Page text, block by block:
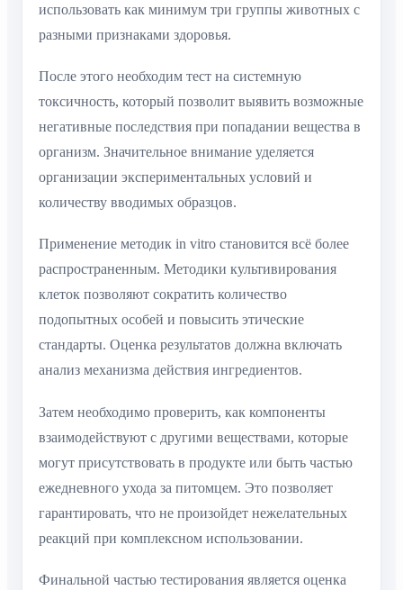
использовать как минимум три группы животных с
разными признаками здоровья.
После этого необходим тест на системную
токсичность, который позволит выявить возможные
негативные последствия при попадании вещества в
организм. Значительное внимание уделяется
организации экспериментальных условий и
количеству вводимых образцов.
Применение методик in vitro становится всё более
распространенным. Методики культивирования
клеток позволяют сократить количество
подопытных особей и повысить этические
стандарты. Оценка результатов должна включать
анализ механизма действия ингредиентов.
Затем необходимо проверить, как компоненты
взаимодействуют с другими веществами, которые
могут присутствовать в продукте или быть частью
ежедневного ухода за питомцем. Это позволяет
гарантировать, что не произойдет нежелательных
реакций при комплексном использовании.
Финальной частью тестирования является оценка